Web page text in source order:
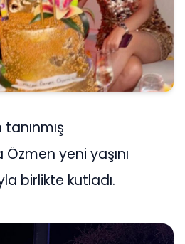
yeni yaşını
birlikte kutladı.